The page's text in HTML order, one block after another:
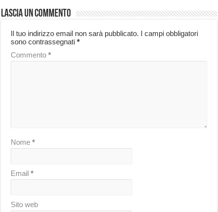
Lascia un commento
Il tuo indirizzo email non sarà pubblicato. I campi obbligatori
sono contrassegnati*
Commento*
Nome*
Email*
Sito web